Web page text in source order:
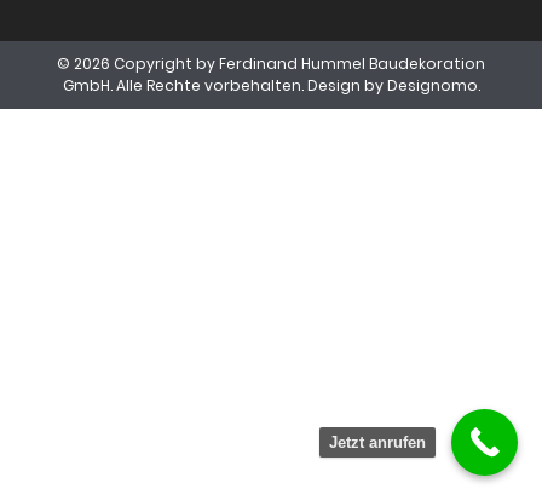
© 2026 Copyright by Ferdinand Hummel Baudekoration
GmbH. Alle Rechte vorbehalten. Design byDesignomo.
Jetzt anrufen